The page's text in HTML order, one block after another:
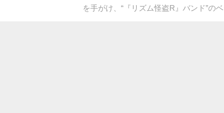
を手がけ、“『リズム怪盗R』バンド”の